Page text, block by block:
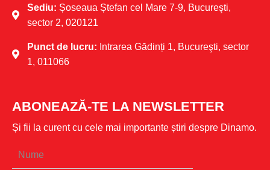
Sediu: Șoseaua Ștefan cel Mare 7-9, Bucureşti,
sector 2, 020121
Punct de lucru: Intrarea Gădinți 1, Bucureşti, sector
1, 011066
ABONEAZĂ-TE LA NEWSLETTER
Și fii la curent cu cele mai importante știri despre Dinamo.